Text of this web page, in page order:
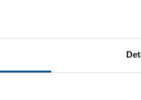
KATSO LISÄÄ